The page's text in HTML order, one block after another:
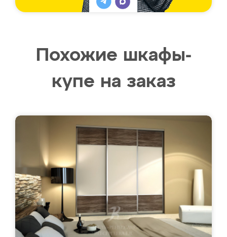
Похожие шкафы-
купе на заказ